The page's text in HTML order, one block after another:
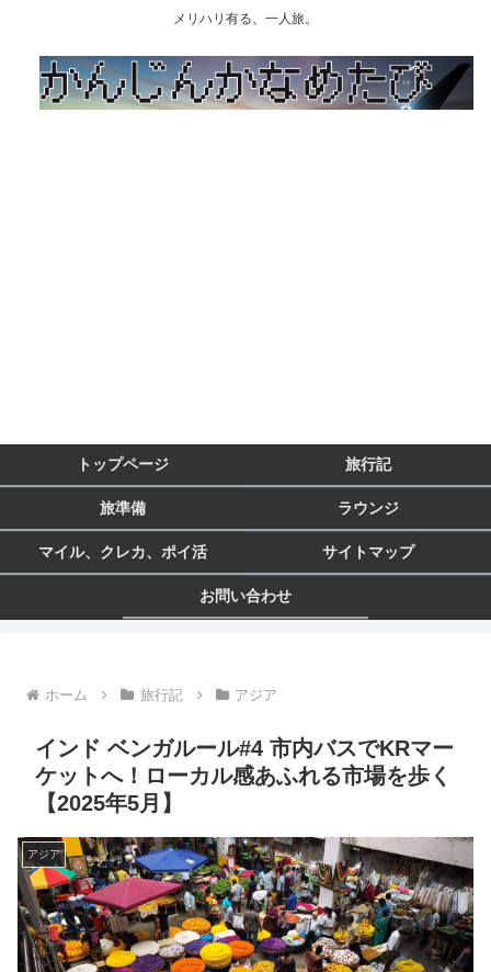
メリハリ有る、一人旅。
トップページ 旅行記
旅準備 ラウンジ
マイル、クレカ、ポイ活 サイトマップ
お問い合わせ
ホーム 旅行記 アジア
インド ベンガルール#4 市内バスでKRマー
ケットへ！ローカル感あふれる市場を歩く
【2025年5月】
アジア